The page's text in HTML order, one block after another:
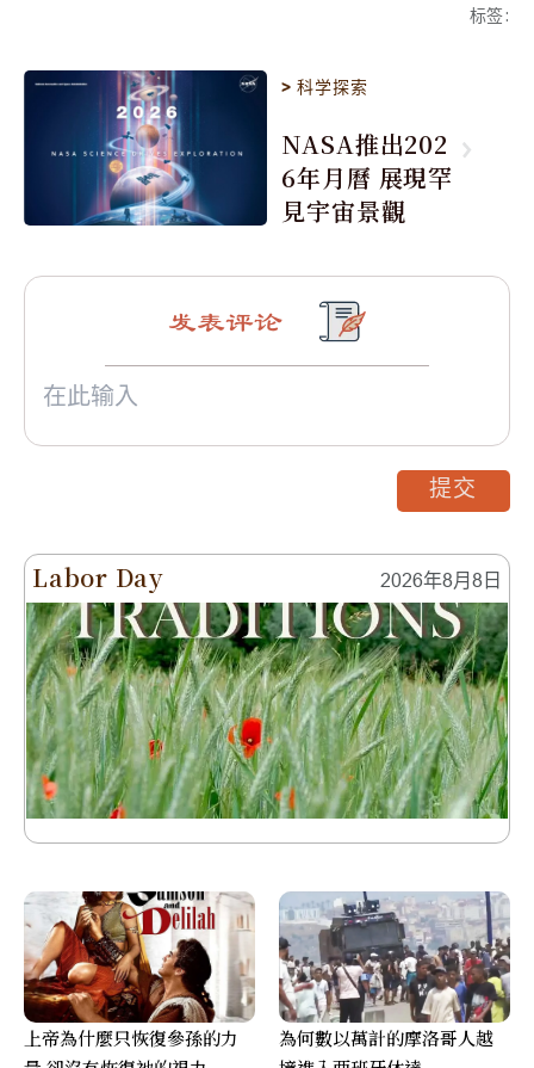
标签:
>科学探索
NASA推出202
6年月曆 展現罕
見宇宙景觀
Labor Day 2026年8月8日
发表评论
提交
上帝為什麼只恢復參孫的力
為何數以萬計的摩洛哥人越